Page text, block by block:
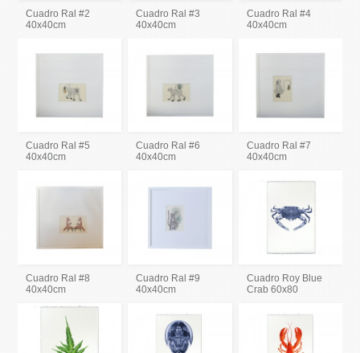
Cuadro Ral #2
40x40cm
Cuadro Ral #3
40x40cm
Cuadro Ral #4
40x40cm
Cuadro Ral #5
40x40cm
Cuadro Ral #6
40x40cm
Cuadro Ral #7
40x40cm
Cuadro Ral #8
40x40cm
Cuadro Ral #9
40x40cm
Cuadro Roy Blue
Crab 60x80